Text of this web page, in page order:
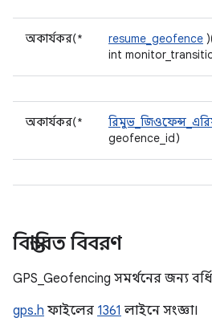
অকার্যকর(* resume_geofence
int
অকার্যকর(*
geofence_id)
বিস্তারিত বিবরণ
GPS_Geofencing সমর্থনের জন্য
gps.h ফাইলের 1361 লাইনে সংজ্ঞা।